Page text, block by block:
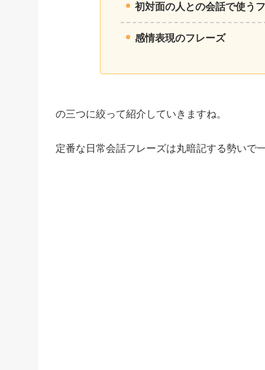
初対面の人との会話で使う
感情表現のフレーズ
の三つに絞って紹介していきますね。
定番な日常会話フレーズは丸暗記する勢いで